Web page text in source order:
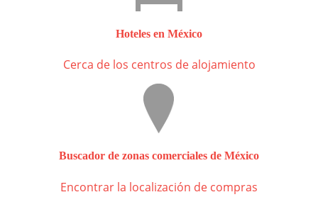
Hoteles en México
Cerca de los centros de alojamiento
Buscador de zonas comerciales de México
Encontrar la localización de compras